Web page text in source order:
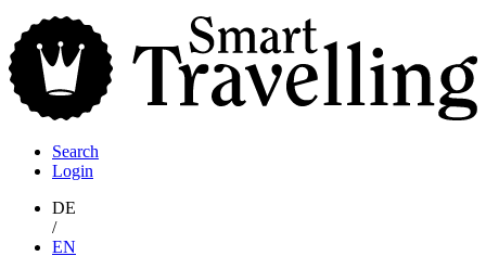
Search
Login
DE
/
EN